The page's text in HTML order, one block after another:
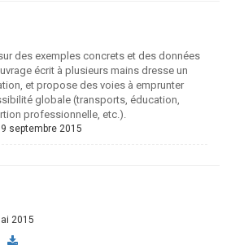
des exemples concrets et des données
écrit à plusieurs mains dresse un
et propose des voies à emprunter
globale (transports, éducation,
professionnelle, etc.).
9 septembre 2015
2015